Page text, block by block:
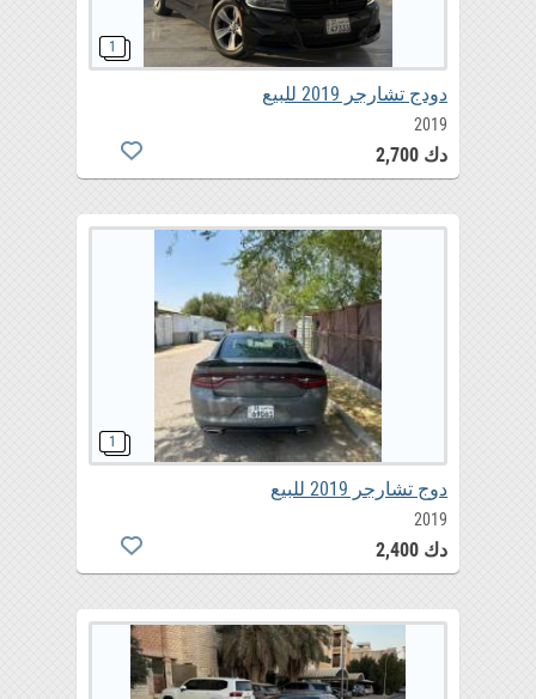
دودج تشارجر 2019 للبيع
2019
دك 2,700
دوج تشارجر 2019 للبيع
2019
دك 2,400